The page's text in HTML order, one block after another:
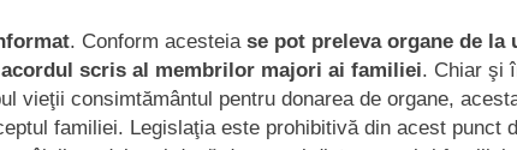
. Conform acesteia se pot preleva organe de la
scris al membrilor majori ai familiei. Chiar şi
vieţii consimtământul pentru donarea de organe,
familiei. Legislaţia este prohibitivă din acest punct